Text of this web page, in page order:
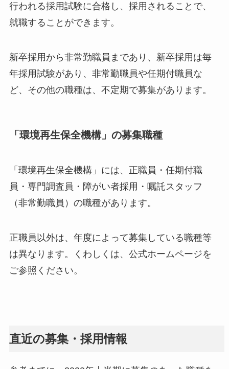
行われる採用試験に合格し、採用されることで、
就職することができます。
新卒採用から非常勤職員まであり、新卒採用は毎
年採用試験があり、非常勤職員や任期付職員な
ど、その他の職種は、不定期で募集があります。
「環境再生保全機構」の募集職種
「環境再生保全機構」には、正職員・任期付職
員・専門調査員・障がい者採用・嘱託スタッフ
（非常勤職員）の職種があります。
正職員以外は、年度によって募集している職種等
は異なります。くわしくは、公式ホームページを
ご参照ください。
直近の募集・採用情報